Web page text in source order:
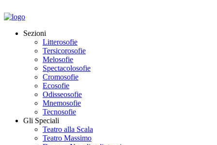
Sezioni
Litterosofie
Tersicorosofie
Melosofie
Spectacolosofie
Cromosofie
Ecosofie
Odisseosofie
Mnemosofie
Tecnosofie
Gli Speciali
Teatro alla Scala
Teatro Massimo